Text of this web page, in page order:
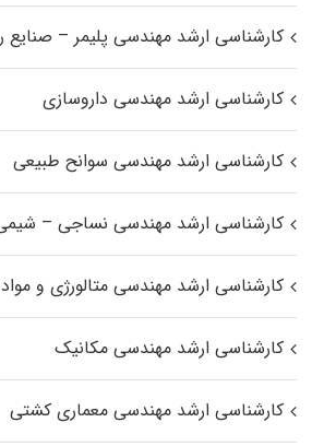
کارشناسی ارشد مهندسی پلیمر – صنایع
کارشناسی ارشد مهندسی داروسازی
کارشناسی ارشد مهندسی سوانح طبیعی
کارشناسی ارشد مهندسی نساجی –
کارشناسی ارشد مهندسی متالورژی و مواد
کارشناسی ارشد مهندسی مکانیک
کارشناسی ارشد مهندسی معماری کشتی